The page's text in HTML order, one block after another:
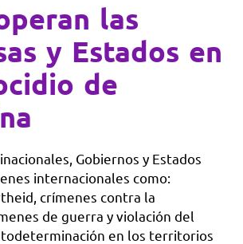
las
y Estados en
de
Gobiernos y Estados
internacionales como:
crímenes contra la
de guerra y violación del
en los territorios